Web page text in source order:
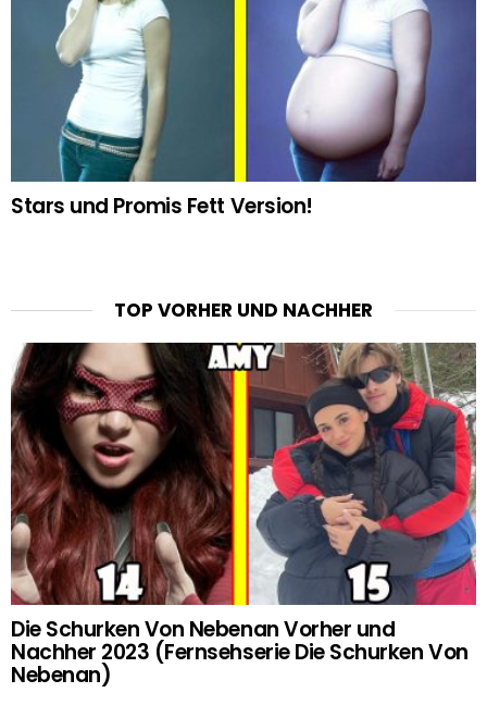
Stars und Promis Fett Version!
TOP VORHER UND NACHHER
Die Schurken Von Nebenan Vorher und
Nachher 2023 (Fernsehserie Die Schurken Von
Nebenan)